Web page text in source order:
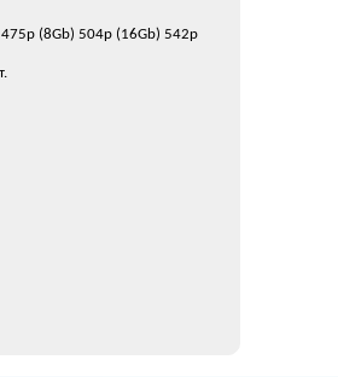
(8Gb) 504р (16Gb) 542р